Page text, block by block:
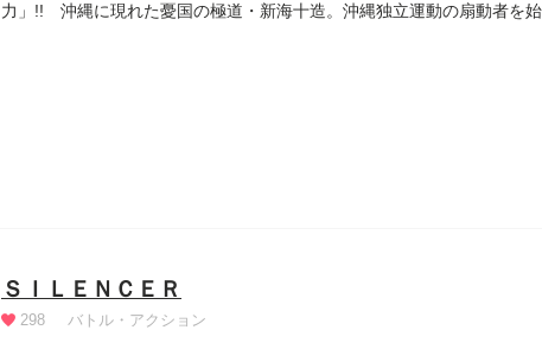
力」!! 沖縄に現れた憂国の極道・新海十造。沖縄独立運動の扇動者を
ＳＩＬＥＮＣＥＲ
298 バトル・アクション